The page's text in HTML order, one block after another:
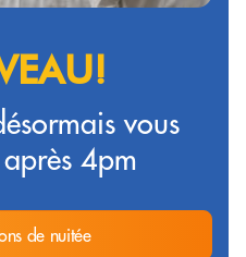
vous
4pm
de nuitée